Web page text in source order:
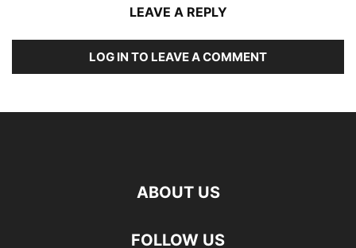
LEAVE A REPLY
LOG IN TO LEAVE A COMMENT
ABOUT US
FOLLOW US